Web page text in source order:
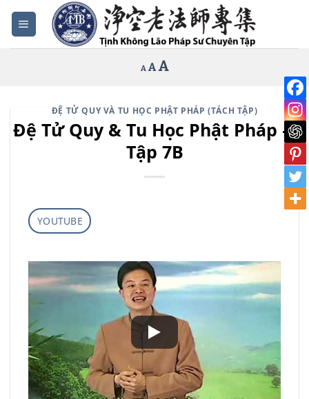
Bỏ
qua
nội
A Decrease
size.
A Reset
size.
A
size.
ĐỆ TỬ QUY VÀ TU HỌC PHẬT PHÁP (TÁCH TẬP)
Đệ Tử Quy & Tu Học Phật Pháp –
Tập 7B
YOUTUBE